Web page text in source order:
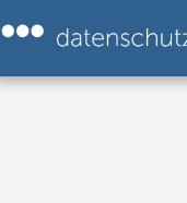
Inhalt
springen